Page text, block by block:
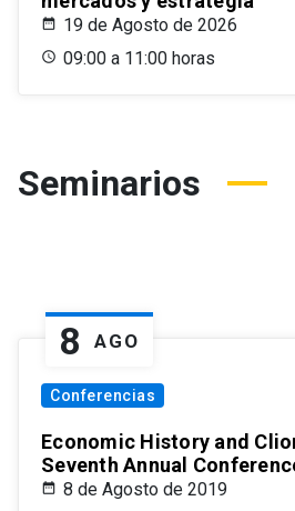
19 de Agosto de 2026
09:00 a 11:00 horas
Seminarios
8 AGO
Conferencias
Economic History and
Seventh Annual
8 de Agosto de 2019